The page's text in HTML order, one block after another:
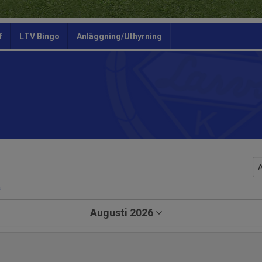
LTV Bingo Anläggning/Uthyrning
Augusti 2026